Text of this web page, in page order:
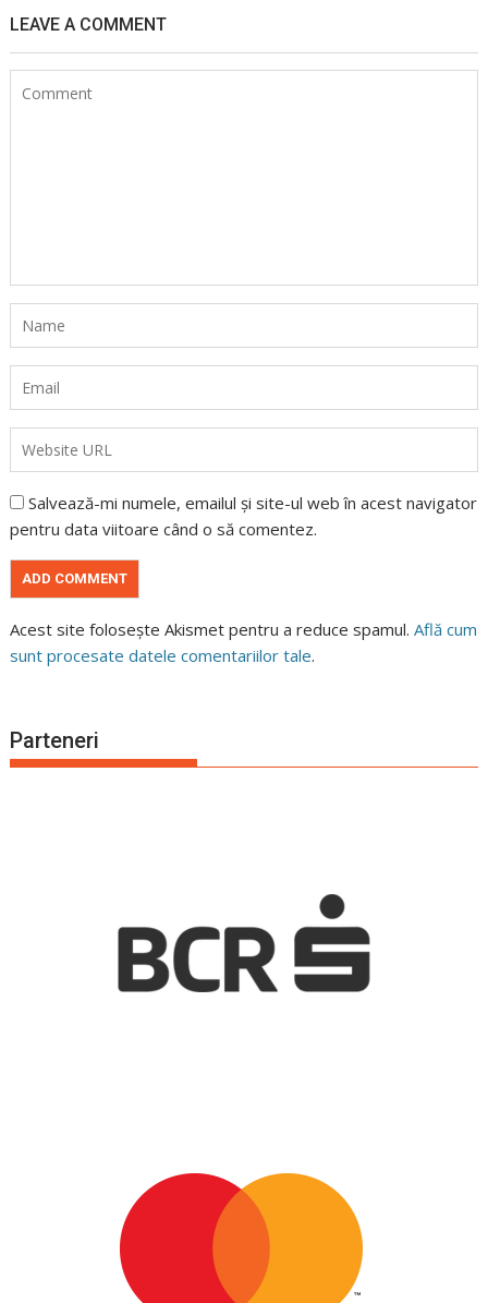
LEAVE A COMMENT
Salvează-mi numele, emailul și site-ul web în acest navigator
pentru data viitoare când o să comentez.
Acest site folosește Akismet pentru a reduce spamul.Află cum
sunt procesate datele comentariilor tale.
Parteneri